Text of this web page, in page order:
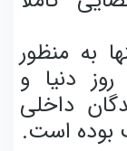
به منظور
دنیا و
داخلی
بوده است.